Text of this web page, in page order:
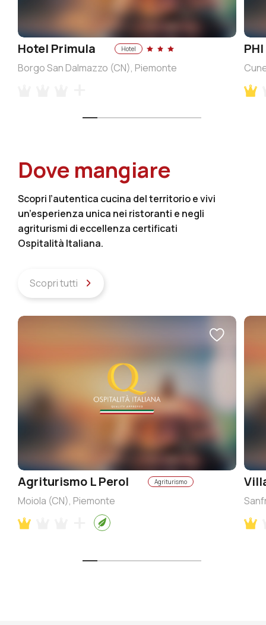
Hotel Primula Hotel
Borgo San Dalmazzo (CN), Piemonte
Dove mangiare
Scopri l’autentica cucina del territorio e vivi
un’esperienza unica nei ristoranti e negli
agriturismi di eccellenza certificati
Ospitalità Italiana.
Scopri tutti
Agriturismo L Perol Agriturismo
Moiola (CN), Piemonte